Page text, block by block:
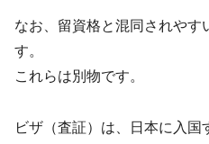
なお、留資格と混同されやす
す。
これらは別物です。
ビザ（査証）は、日本に入国